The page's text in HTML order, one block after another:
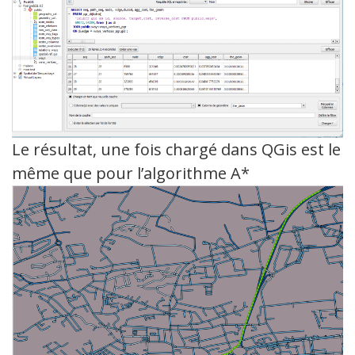
Le résultat, une fois chargé dans QGis est le
même que pour l’algorithme A*